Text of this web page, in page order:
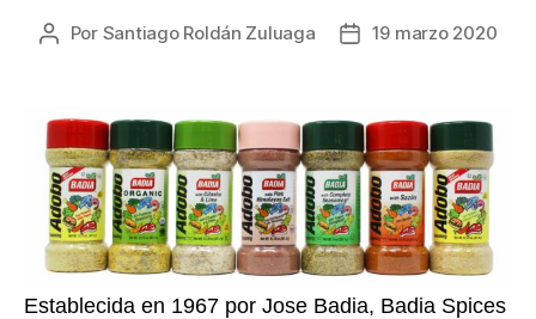
Autor
Por Santiago Roldán Zuluaga
Fecha19 marzo 2020
Establecida en 1967 por Jose Badia, Badia Spices